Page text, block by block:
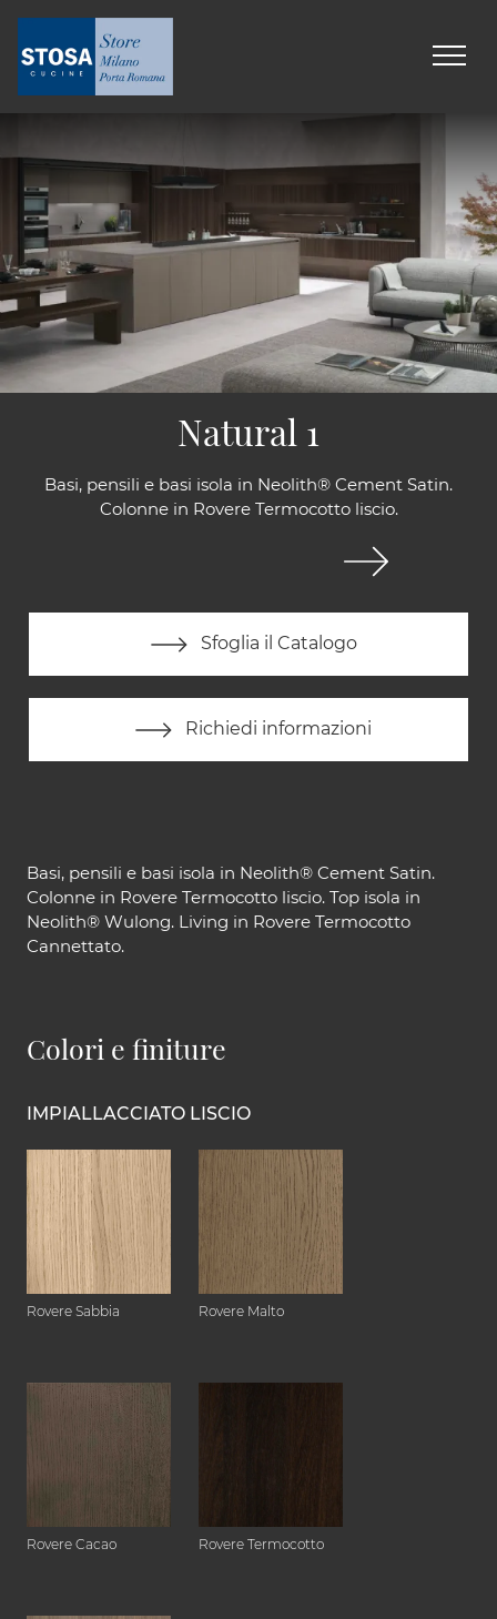
Basi, pensili e basi isola in Neolith® Cement Satin.
Colonne in Rovere Termocotto liscio.
Sfoglia il Catalogo
Richiedi informazioni
Natural 1
Basi, pensili e basi isola in Neolith® Cement Satin.
Colonne in Rovere Termocotto liscio. Top isola in
Neolith® Wulong. Living in Rovere Termocotto
Cannettato.
Colori e finiture
IMPIALLACCIATO LISCIO
Rovere Sabbia Rovere Malto
Rovere Cacao Rovere Termocotto